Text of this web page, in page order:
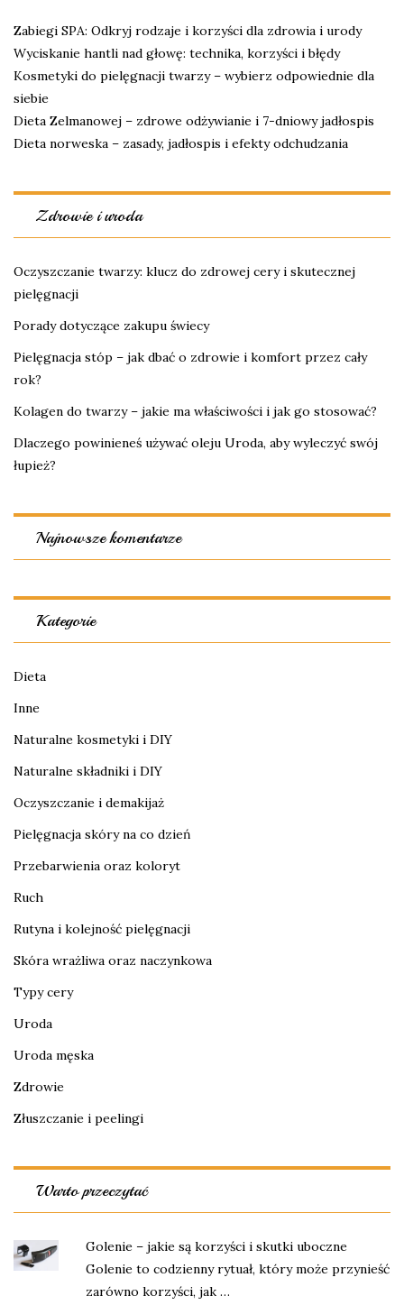
Zabiegi SPA: Odkryj rodzaje i korzyści dla zdrowia i urody
Wyciskanie hantli nad głowę: technika, korzyści i błędy
Kosmetyki do pielęgnacji twarzy – wybierz odpowiednie dla
siebie
Dieta Zelmanowej – zdrowe odżywianie i 7-dniowy jadłospis
Dieta norweska – zasady, jadłospis i efekty odchudzania
Zdrowie i uroda
Oczyszczanie twarzy: klucz do zdrowej cery i skutecznej
pielęgnacji
Porady dotyczące zakupu świecy
Pielęgnacja stóp – jak dbać o zdrowie i komfort przez cały
rok?
Kolagen do twarzy – jakie ma właściwości i jak go stosować?
Dlaczego powinieneś używać oleju Uroda, aby wyleczyć swój
łupież?
Najnowsze komentarze
Kategorie
Dieta
Inne
Naturalne kosmetyki i DIY
Naturalne składniki i DIY
Oczyszczanie i demakijaż
Pielęgnacja skóry na co dzień
Przebarwienia oraz koloryt
Ruch
Rutyna i kolejność pielęgnacji
Skóra wrażliwa oraz naczynkowa
Typy cery
Uroda
Uroda męska
Zdrowie
Złuszczanie i peelingi
Warto przeczytać
Golenie – jakie są korzyści i skutki uboczne
Golenie to codzienny rytuał, który może przynieść
zarówno korzyści, jak …